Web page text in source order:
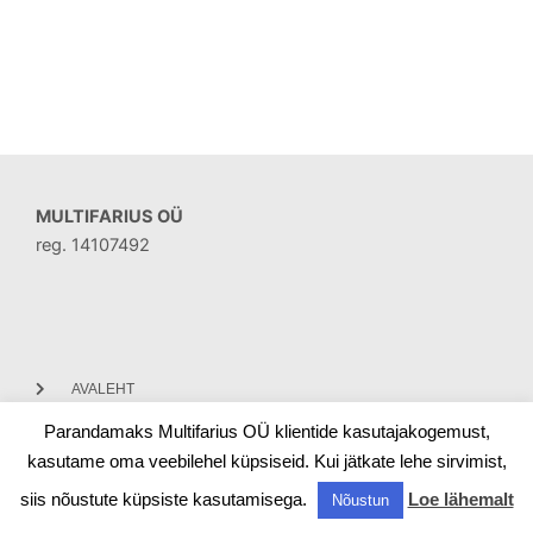
MULTIFARIUS OÜ
reg. 14107492
AVALEHT
KONTAKT
Parandamaks Multifarius OÜ klientide kasutajakogemust,
kasutame oma veebilehel küpsiseid. Kui jätkate lehe sirvimist,
siis nõustute küpsiste kasutamisega.
Nõustun Loe lähemalt